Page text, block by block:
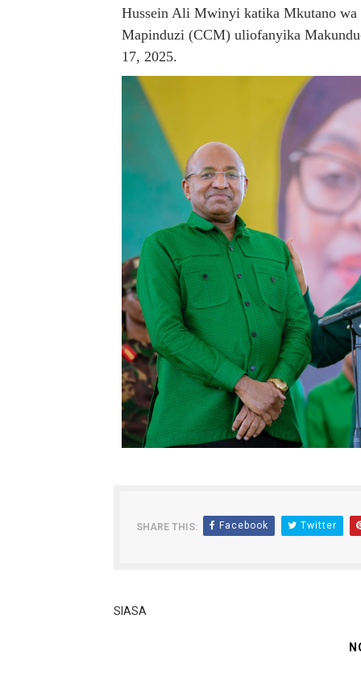
Waziri Kabudi: Kilosa
MHE. MAHUNDI ASHIRIKI
MFUMO WA M+2
Hussein Ali Mwinyi katika Mkutano wa
Mapinduzi (CCM) uliofanyika
17, 2025.
SHARE THIS: Facebook Twitter
SIASA